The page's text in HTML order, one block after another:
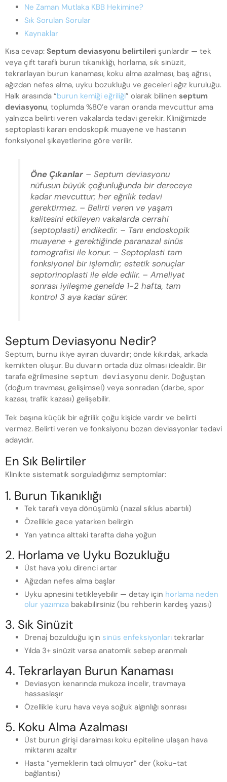
Ne Zaman Mutlaka KBB Hekimine?
Sık Sorulan Sorular
Kaynaklar
Kısa cevap: Septum deviasyonu belirtileri şunlardır — tek
veya çift taraflı burun tıkanıklığı, horlama, sık sinüzit,
tekrarlayan burun kanaması, koku alma azalması, baş ağrısı,
ağızdan nefes alma, uyku bozukluğu ve geceleri ağız kuruluğu.
Halk arasında “burun kemiği eğriliği” olarak bilinen septum
deviasyonu, toplumda %80’e varan oranda mevcuttur ama
yalnızca belirti veren vakalarda tedavi gerekir. Kliniğimizde
septoplasti kararı endoskopik muayene ve hastanın
fonksiyonel şikayetlerine göre verilir.
Öne Çıkanlar– Septum deviasyonu
nüfusun büyük çoğunluğunda bir dereceye
kadar mevcuttur; her eğrilik tedavi
gerektirmez. – Belirti veren ve yaşam
kalitesini etkileyen vakalarda cerrahi
(septoplasti) endikedir. – Tanı endoskopik
muayene + gerektiğinde paranazal sinüs
tomografisi ile konur. – Septoplasti tam
fonksiyonel bir işlemdir; estetik sonuçlar
septorinoplasti ile elde edilir. – Ameliyat
sonrası iyileşme genelde 1-2 hafta, tam
kontrol 3 aya kadar sürer.
Septum Deviasyonu Nedir?
Septum, burnu ikiye ayıran duvardır; önde kıkırdak, arkada
kemikten oluşur. Bu duvarın ortada düz olması idealdir. Bir
tarafa eğrilmesine septum deviasyonu denir. Doğuştan
(doğum travması, gelişimsel) veya sonradan (darbe, spor
kazası, trafik kazası) gelişebilir.
Tek başına küçük bir eğrilik çoğu kişide vardır ve belirti
vermez. Belirti veren ve fonksiyonu bozan deviasyonlar tedavi
adayıdır.
En Sık Belirtiler
Klinikte sistematik sorguladığımız semptomlar:
1. Burun Tıkanıklığı
Tek taraflı veya dönüşümlü (nazal siklus abartılı)
Özellikle gece yatarken belirgin
Yan yatınca alttaki tarafta daha yoğun
2. Horlama ve Uyku Bozukluğu
Üst hava yolu direnci artar
Ağızdan nefes alma başlar
Uyku apnesini tetikleyebilir — detay için horlama neden
olur yazımızabakabilirsiniz (bu rehberin kardeş yazısı)
3. Sık Sinüzit
Drenaj bozulduğu için sinüs enfeksiyonlarıtekrarlar
Yılda 3+ sinüzit varsa anatomik sebep aranmalı
4. Tekrarlayan Burun Kanaması
Deviasyon kenarında mukoza incelir, travmaya
hassaslaşır
Özellikle kuru hava veya soğuk algınlığı sonrası
5. Koku Alma Azalması
Üst burun girişi daralması koku epiteline ulaşan hava
miktarını azaltır
Hasta “yemeklerin tadı olmuyor” der (koku-tat
bağlantısı)